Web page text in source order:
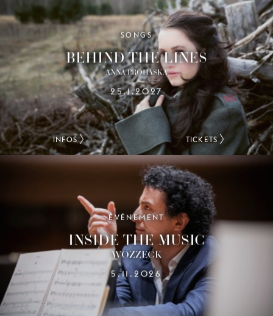
SONGS
BEHIND THE LINES
ANNA PROHASKA
25.1.2027
INFOS TICKETS
ÉVÉNEMENT
INSIDE THE MUSIC
WOZZECK
5.11.2026